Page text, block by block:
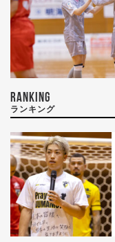
RANKING
ランキング